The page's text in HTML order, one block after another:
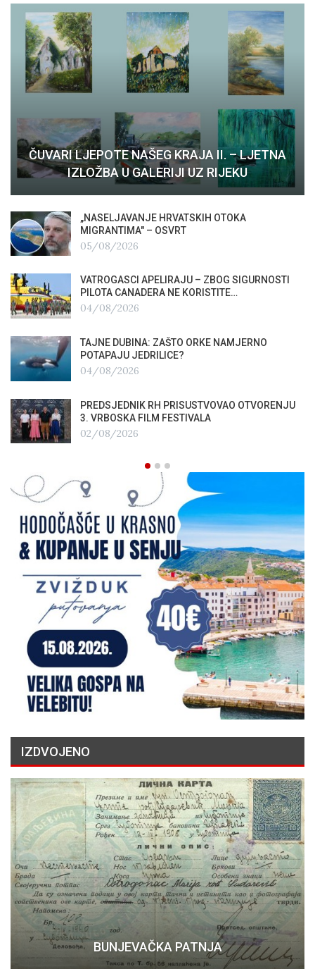
ČUVARI LJEPOTE NAŠEG KRAJA II. – LJETNA
IZLOŽBA U GALERIJI UZ RIJEKU
„NASELJAVANJE HRVATSKIH OTOKA
MIGRANTIMA″ – OSVRT
05/08/2026
VATROGASCI APELIRAJU – ZBOG SIGURNOSTI
PILOTA CANADERA NE KORISTITE…
04/08/2026
TAJNE DUBINA: ZAŠTO ORKE NAMJERNO
POTAPAJU JEDRILICE?
04/08/2026
PREDSJEDNIK RH PRISUSTVOVAO OTVORENJU
3. VRBOSKA FILM FESTIVALA
02/08/2026
IZDVOJENO
BUNJEVAČKA PATNJA